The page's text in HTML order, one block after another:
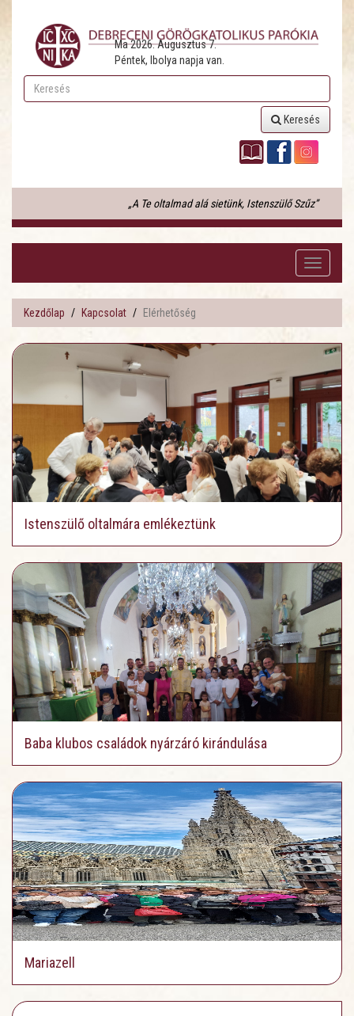
Ma 2026. Augusztus 7.
Péntek, Ibolya napja van.
Keresés
„A Te oltalmad alá sietünk, Istenszülő Szűz”
Toggle
Kezdőlap Kapcsolat Elérhetőség
Istenszülő oltalmára emlékeztünk
Baba klubos családok nyárzáró kirándulása
Mariazell